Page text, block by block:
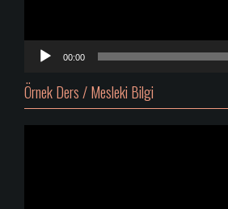
00:00
Örnek Ders / Mesleki Bilgi